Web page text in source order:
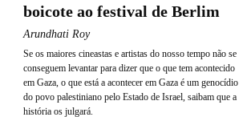
boicote ao festival de Berlim
Arundhati Roy
Se os maiores cineastas e artistas do nosso tempo não se
conseguem levantar para dizer que o que tem acontecido
em Gaza, o que está a acontecer em Gaza é um genocídio
do povo palestiniano pelo Estado de Israel, saibam que a
história os julgará.